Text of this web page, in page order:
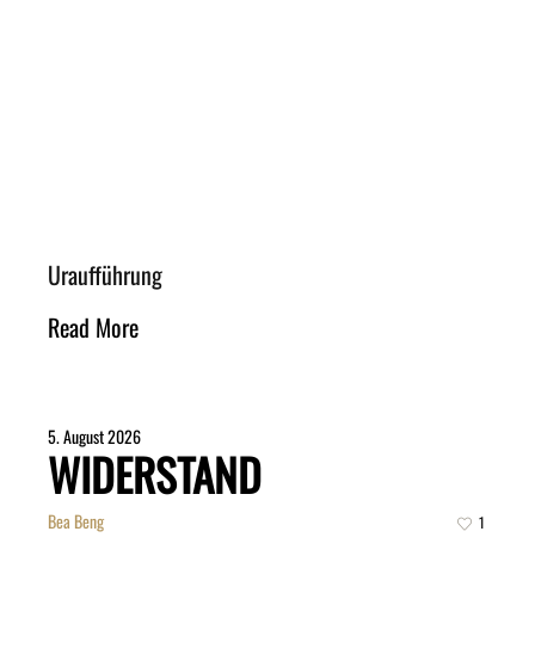
Uraufführung
Read More
5. August 2026
WIDERSTAND
Bea Beng 1